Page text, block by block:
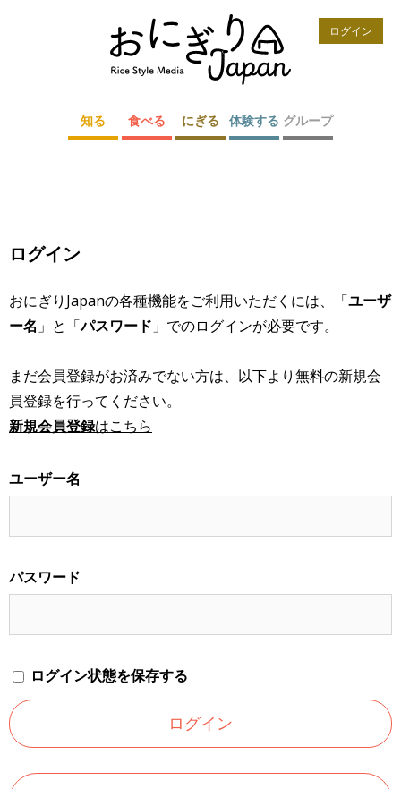
ログイン
知る 食べる にぎる 体験する グループ
ログイン
おにぎりJapanの各種機能をご利用いただくには、「ユーザ
ー名 」と「パスワード 」でのログインが必要です。
まだ会員登録がお済みでない方は、以下より無料の新規会
員登録を行ってください。
新規会員登録はこちら
ユーザー名
パスワード
ログイン状態を保存する